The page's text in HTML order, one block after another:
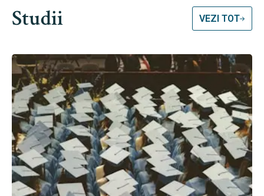
Studii VEZI TOT